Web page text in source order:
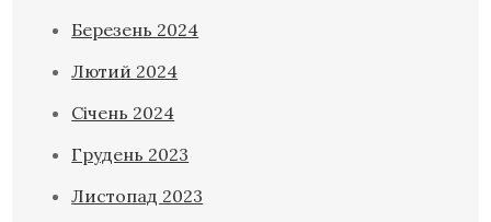
Березень 2024
Лютий 2024
Січень 2024
Грудень 2023
Листопад 2023